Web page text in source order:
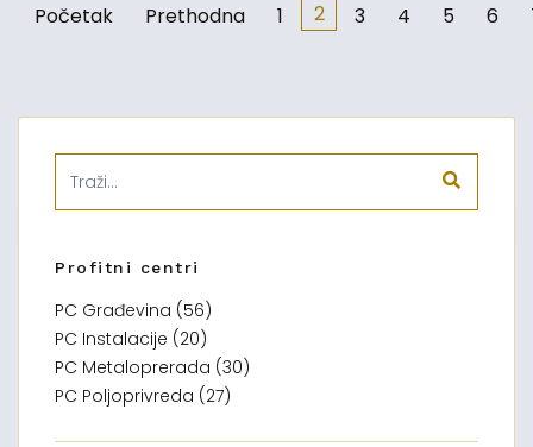
Početak Prethodna 1 2 3 4 5 6
Profitni centri
PC Građevina (56)
PC Instalacije (20)
PC Metaloprerada (30)
PC Poljoprivreda (27)